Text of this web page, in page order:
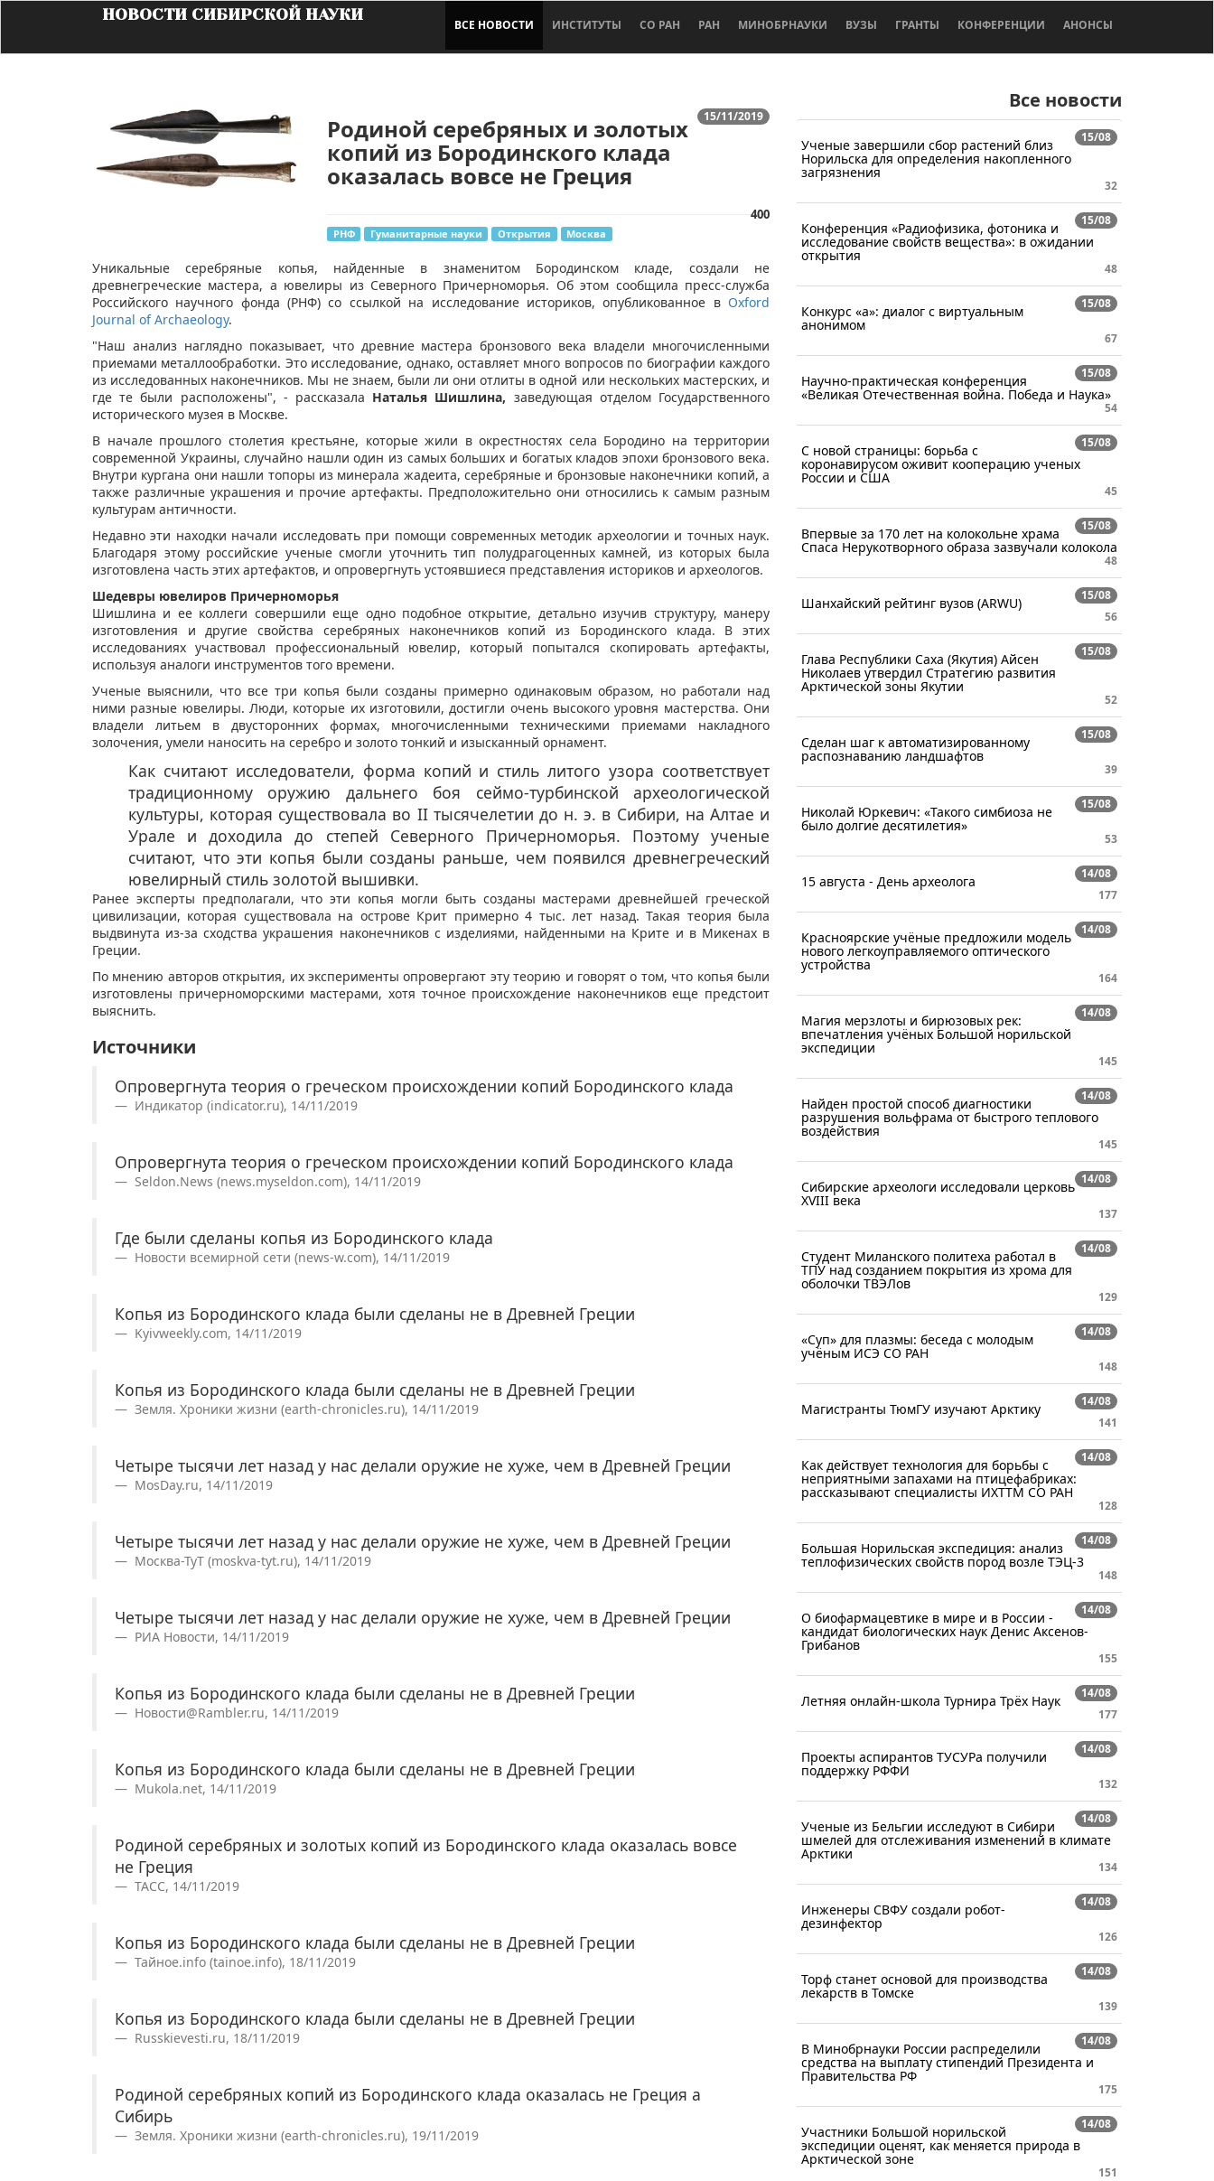
НОВОСТИ СИБИРСКОЙ НАУКИ
ВСЕ НОВОСТИ ИНСТИТУТЫ СО РАН РАН МИНОБРНАУКИ ВУЗЫ ГРАНТЫ КОНФЕРЕНЦИИ АНОНСЫ
15/11/2019
Родиной серебряных и золотых
копий из Бородинского клада
оказалась вовсе не Греция
400
РНФ Гуманитарные науки Открытия Москва
​Уникальные серебряные копья, найденные в знаменитом Бородинском кладе, создали не
древнегреческие мастера, а ювелиры из Северного Причерноморья. Об этом сообщила пресс-служба
Российского научного фонда (РНФ) со ссылкой на исследование историков, опубликованное в Oxford
Journal of Archaeology.
"Наш анализ наглядно показывает, что древние мастера бронзового века владели многочисленными
приемами металлообработки. Это исследование, однако, оставляет много вопросов по биографии каждого
из исследованных наконечников. Мы не знаем, были ли они отлиты в одной или нескольких мастерских, и
где те были расположены", - рассказала Наталья Шишлина, заведующая отделом Государственного
исторического музея в Москве.
В начале прошлого столетия крестьяне, которые жили в окрестностях села Бородино на территории
современной Украины, случайно нашли один из самых больших и богатых кладов эпохи бронзового века.
Внутри кургана они нашли топоры из минерала жадеита, серебряные и бронзовые наконечники копий, а
также различные украшения и прочие артефакты. Предположительно они относились к самым разным
культурам античности.
Недавно эти находки начали исследовать при помощи современных методик археологии и точных наук.
Благодаря этому российские ученые смогли уточнить тип полудрагоценных камней, из которых была
изготовлена часть этих артефактов, и опровергнуть устоявшиеся представления историков и археологов.
Шедевры ювелиров Причерноморья
Шишлина и ее коллеги совершили еще одно подобное открытие, детально изучив структуру, манеру
изготовления и другие свойства серебряных наконечников копий из Бородинского клада. В этих
исследованиях участвовал профессиональный ювелир, который попытался скопировать артефакты,
используя аналоги инструментов того времени.
Ученые выяснили, что все три копья были созданы примерно одинаковым образом, но работали над
ними разные ювелиры. Люди, которые их изготовили, достигли очень высокого уровня мастерства. Они
владели литьем в двусторонних формах, многочисленными техническими приемами накладного
золочения, умели наносить на серебро и золото тонкий и изысканный орнамент.
Как считают исследователи, форма копий и стиль литого узора соответствует
традиционному оружию дальнего боя сеймо-турбинской археологической
культуры, которая существовала во II тысячелетии до н. э. в Сибири, на Алтае и
Урале и доходила до степей Северного Причерноморья. Поэтому ученые
считают, что эти копья были созданы раньше, чем появился древнегреческий
ювелирный стиль золотой вышивки.
Ранее эксперты предполагали, что эти копья могли быть созданы мастерами древнейшей греческой
цивилизации, которая существовала на острове Крит примерно 4 тыс. лет назад. Такая теория была
выдвинута из-за сходства украшения наконечников с изделиями, найденными на Крите и в Микенах в
Греции.
По мнению авторов открытия, их эксперименты опровергают эту теорию и говорят о том, что копья были
изготовлены причерноморскими мастерами, хотя точное происхождение наконечников еще предстоит
выяснить.
Источники
Опровергнута теория о греческом происхождении копий Бородинского клада
Индикатор (indicator.ru), 14/11/2019
Опровергнута теория о греческом происхождении копий Бородинского клада
Seldon.News (news.myseldon.com), 14/11/2019
Где были сделаны копья из Бородинского клада
Новости всемирной сети (news-w.com), 14/11/2019
Копья из Бородинского клада были сделаны не в Древней Греции
Kyivweekly.com, 14/11/2019
Копья из Бородинского клада были сделаны не в Древней Греции
Земля. Хроники жизни (earth-chronicles.ru), 14/11/2019
Четыре тысячи лет назад у нас делали оружие не хуже, чем в Древней Греции
MosDay.ru, 14/11/2019
Четыре тысячи лет назад у нас делали оружие не хуже, чем в Древней Греции
Москва-ТуТ (moskva-tyt.ru), 14/11/2019
Четыре тысячи лет назад у нас делали оружие не хуже, чем в Древней Греции
РИА Новости, 14/11/2019
Копья из Бородинского клада были сделаны не в Древней Греции
Новости@Rambler.ru, 14/11/2019
Копья из Бородинского клада были сделаны не в Древней Греции
Mukola.net, 14/11/2019
Родиной серебряных и золотых копий из Бородинского клада оказалась вовсе
не Греция
ТАСС, 14/11/2019
Копья из Бородинского клада были сделаны не в Древней Греции
Тайное.info (tainoe.info), 18/11/2019
Копья из Бородинского клада были сделаны не в Древней Греции
Russkievesti.ru, 18/11/2019
Родиной серебряных копий из Бородинского клада оказалась не Греция а
Сибирь
Земля. Хроники жизни (earth-chronicles.ru), 19/11/2019
Все новости
15/08
Ученые завершили сбор растений близ
Норильска для определения накопленного
загрязнения
32
15/08
Конференция «Радиофизика, фотоника и
исследование свойств вещества»: в ожидании
открытия
48
15/08
Конкурс «а»: диалог с виртуальным
анонимом
67
15/08
Научно-практическая конференция
«Великая Отечественная война. Победа и Наука»
54
15/08
С новой страницы: борьба с
коронавирусом оживит кооперацию ученых
России и США
45
15/08
Впервые за 170 лет на колокольне храма
Спаса Нерукотворного образа зазвучали колокола
48
15/08
Шанхайский рейтинг вузов (ARWU)
56
15/08
Глава Республики Саха (Якутия) Айсен
Николаев утвердил Стратегию развития
Арктической зоны Якутии
52
15/08
Сделан шаг к автоматизированному
распознаванию ландшафтов
39
15/08
Николай Юркевич: «Такого симбиоза не
было долгие десятилетия»
53
14/08
15 августа - День археолога
177
14/08
Красноярские учёные предложили модель
нового легкоуправляемого оптического
устройства
164
14/08
Магия мерзлоты и бирюзовых рек:
впечатления учёных Большой норильской
экспедиции
145
14/08
Найден простой способ диагностики
разрушения вольфрама от быстрого теплового
воздействия
145
14/08
Сибирские археологи исследовали церковь
XVIII века
137
14/08
Студент Миланского политеха работал в
ТПУ над созданием покрытия из хрома для
оболочки ТВЭЛов
129
14/08
«Суп» для плазмы: беседа с молодым
учёным ИСЭ СО РАН
148
14/08
Магистранты ТюмГУ изучают Арктику
141
14/08
Как действует технология для борьбы с
неприятными запахами на птицефабриках:
рассказывают специалисты ИХТТМ СО РАН
128
14/08
Большая Норильская экспедиция: анализ
теплофизических свойств пород возле ТЭЦ-3
148
14/08
О биофармацевтике в мире и в России -
кандидат биологических наук Денис Аксенов-
Грибанов
155
14/08
Летняя онлайн-школа Турнира Трёх Наук
177
14/08
Проекты аспирантов ТУСУРа получили
поддержку РФФИ
132
14/08
Ученые из Бельгии исследуют в Сибири
шмелей для отслеживания изменений в климате
Арктики
134
14/08
Инженеры СВФУ создали робот-
дезинфектор
126
14/08
Торф станет основой для производства
лекарств в Томске
139
14/08
В Минобрнауки России распределили
средства на выплату стипендий Президента и
Правительства РФ
175
14/08
Участники Большой норильской
экспедиции оценят, как меняется природа в
Арктической зоне
151